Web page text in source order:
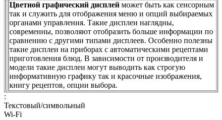
Цветной графический дисплей может быть как сенсорным
так и служить для отображения меню и опций выбираемых
органами управления. Такие дисплеи наглядны,
современны, позволяют отобразить больше информации по
сравнению с другими типами дисплеев. Особенно полезны
такие дисплеи на приборах с автоматическими рецептами
приготовления блюд. В зависимости от производителя и
модели такие дисплеи могут выводить как строгую
информативную графику так и красочные изображения,
книгу рецептов, опции выбора.
:
Текстовый/символьный
Wi-Fi